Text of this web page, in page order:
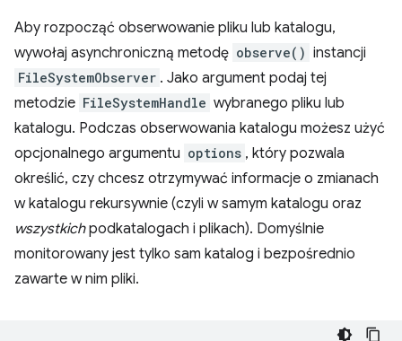
Aby rozpocząć obserwowanie pliku lub katalogu,
wywołaj asynchroniczną metodę observe() instancji
FileSystemObserver . Jako argument podaj tej
metodzie FileSystemHandle wybranego pliku lub
katalogu. Podczas obserwowania katalogu możesz użyć
opcjonalnego argumentu options , który pozwala
określić, czy chcesz otrzymywać informacje o zmianach
w katalogu rekursywnie (czyli w samym katalogu oraz
wszystkichpodkatalogach i plikach). Domyślnie
monitorowany jest tylko sam katalog i bezpośrednio
zawarte w nim pliki.